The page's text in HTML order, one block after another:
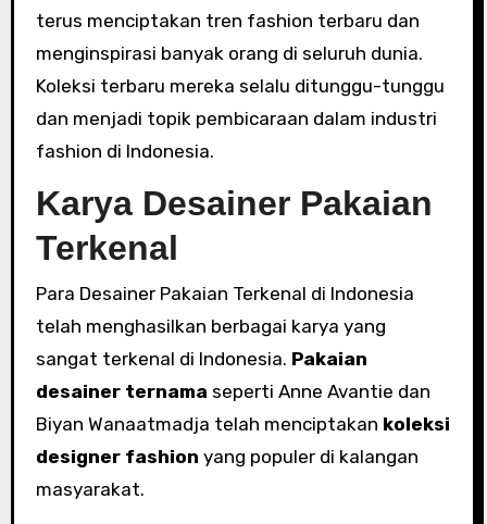
terus menciptakan tren fashion terbaru dan
menginspirasi banyak orang di seluruh dunia.
Koleksi terbaru mereka selalu ditunggu-tunggu
dan menjadi topik pembicaraan dalam industri
fashion di Indonesia.
Karya Desainer Pakaian
Terkenal
Para Desainer Pakaian Terkenal di Indonesia
telah menghasilkan berbagai karya yang
sangat terkenal di Indonesia. Pakaian
desainer ternama seperti Anne Avantie dan
Biyan Wanaatmadja telah menciptakan koleksi
designer fashion yang populer di kalangan
masyarakat.